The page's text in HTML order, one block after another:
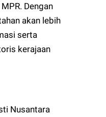
Dengan
akan lebih
serta
kerajaan
Nusantara